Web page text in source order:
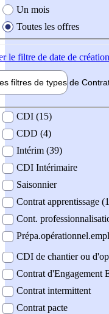
Un mois
Toutes les offres
le filtre de date de
filtres de types de
contrat
CDI (15)
CDD (4)
Intérim (39)
CDI Intérimaire
Saisonnier
Contrat apprentissage
Cont.
CDI de chantier ou
Contrat d'Engagement
Contrat intermittent
Contrat pacte